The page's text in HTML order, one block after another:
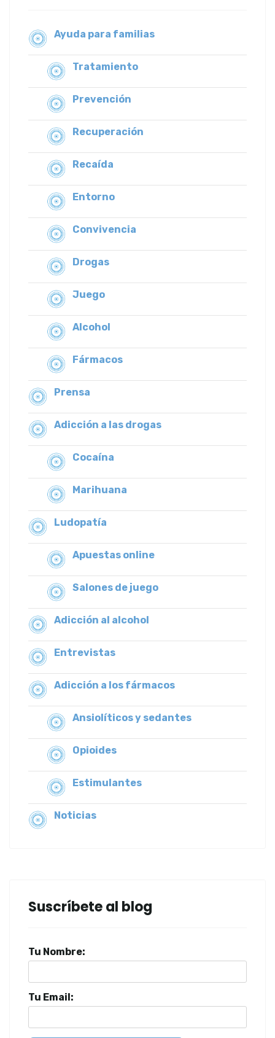
Ayuda para familias
Tratamiento
Prevención
Recuperación
Recaída
Entorno
Convivencia
Drogas
Juego
Alcohol
Fármacos
Prensa
Adicción a las drogas
Cocaína
Marihuana
Ludopatía
Apuestas online
Salones de juego
Adicción al alcohol
Entrevistas
Adicción a los fármacos
Ansiolíticos y sedantes
Opioides
Estimulantes
Noticias
Suscríbete al blog
Tu Nombre:
Tu Email: